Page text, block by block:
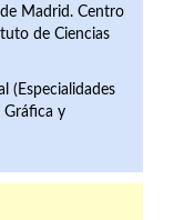
Madrid. Centro
de Ciencias
(Especialidades
Gráfica y